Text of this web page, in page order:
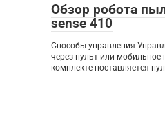
Обзор робота
sense 410
Способы управления
через пульт или мобильное
комплекте поставляется